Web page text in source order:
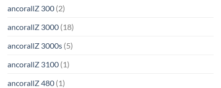
ancorallZ 300 (2)
ancorallZ 3000 (18)
ancorallZ 3000s (5)
ancorallZ 3100 (1)
ancorallZ 480 (1)